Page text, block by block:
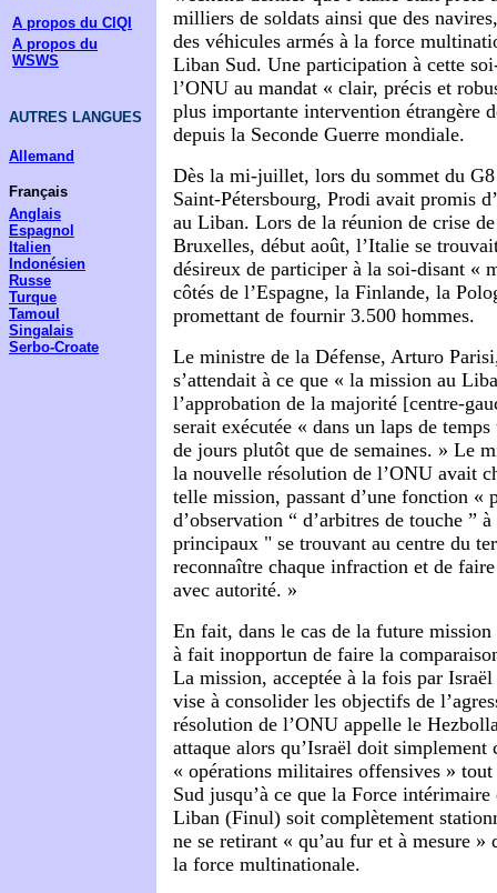
A propos du CIQI
A propos du
WSWS
AUTRES LANGUES
Allemand
Français
Anglais
Espagnol
Italien
Indonésien
Russe
Turque
Tamoul
Singalais
Serbo-Croate
milliers de soldats ainsi que des
des véhicules armés à la force
Liban Sud. Une participation à cette
l’ONU au mandat « clair, précis et
plus importante intervention étrangère
depuis la Seconde Guerre mondiale.
Dès la mi-juillet, lors du sommet du G8
Saint-Pétersbourg, Prodi avait promis
au Liban. Lors de la réunion de crise
Bruxelles, début août, l’Italie se
désireux de participer à la soi-disant «
côtés de l’Espagne, la Finlande, la
promettant de fournir 3.500 hommes.
Le ministre de la Défense, Arturo
s’attendait à ce que « la mission au
l’approbation de la majorité [centre-
serait exécutée « dans un laps de
de jours plutôt que de semaines. » Le
la nouvelle résolution de l’ONU avait
telle mission, passant d’une fonction «
d’observation “ d’arbitres de touche ”
principaux " se trouvant au centre du
reconnaître chaque infraction et de
avec autorité. »
En fait, dans le cas de la future
à fait inopportun de faire la
La mission, acceptée à la fois par
vise à consolider les objectifs de
résolution de l’ONU appelle le
attaque alors qu’Israël doit simplement
« opérations militaires offensives »
Sud jusqu’à ce que la Force
Liban (Finul) soit complètement
ne se retirant « qu’au fur et à mesure »
la force multinationale.